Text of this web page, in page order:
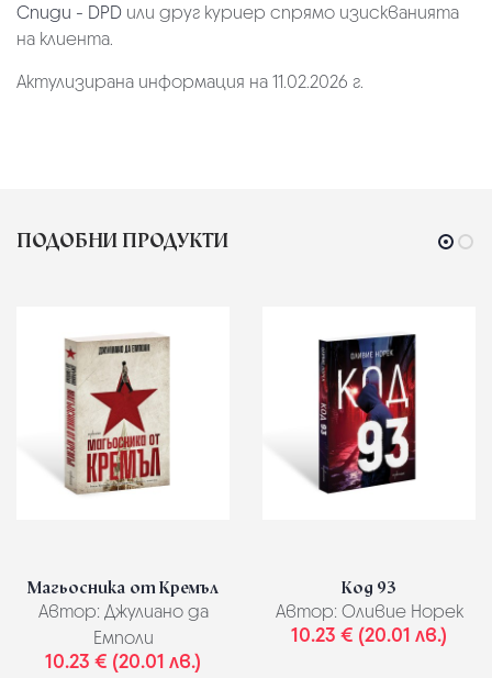
Спиди - DPD или друг куриер спрямо изискванията
на клиента.
Актулизирана информация на 11.02.2026 г.
ПОДОБНИ ПРОДУКТИ
Магьосника от Кремъл
Автор: Джулиано да
Емполи
10.23 € (20.01 лв.)
Код 93
Автор: Оливие Норек
10.23 € (20.01 лв.)